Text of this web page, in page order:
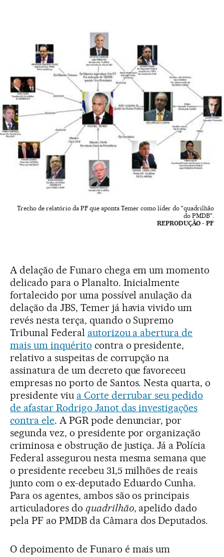
Trecho de relatório da PF que aponta Temer como líder do "quadrilhão
do PMDB".
REPRODUÇÃO - PF
A delação de Funaro chega em um momento
delicado para o Planalto. Inicialmente
fortalecido por uma possível anulação da
delação da JBS, Temer já havia vivido um
revés nesta terça, quando o Supremo
Tribunal Federal autorizou a abertura de
mais um inquérito contra o presidente,
relativo a suspeitas de corrupção na
assinatura de um decreto que favoreceu
empresas no porto de Santos. Nesta quarta, o
presidente viu a Corte derrubar seu pedido
de afastar Rodrigo Janot das investigações
contra ele. A PGR pode denunciar, por
segunda vez, o presidente por organização
criminosa e obstrução de justiça. Já a Polícia
Federal assegurou nesta mesma semana que
o presidente recebeu 31,5 milhões de reais
junto com o ex-deputado Eduardo Cunha.
Para os agentes, ambos são os principais
articuladores do quadrilhão, apelido dado
pela PF ao PMDB da Câmara dos Deputados.
O depoimento de Funaro é mais um